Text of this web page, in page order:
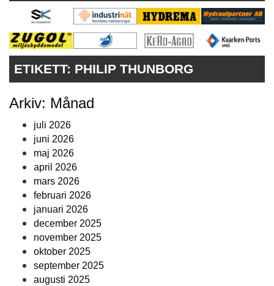
KONTAKT
VÅRA ANDRA MAGASIN
PRENUMERERA
ANNONSERA
ETIKETT: PHILIP THUNBORG
Arkiv: Månad
juli 2026
juni 2026
maj 2026
april 2026
mars 2026
februari 2026
januari 2026
december 2025
november 2025
oktober 2025
september 2025
augusti 2025